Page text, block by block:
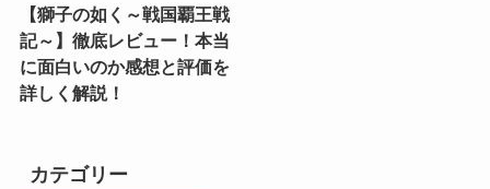
【獅子の如く～戦国覇王戦
記～】徹底レビュー！本当
に面白いのか感想と評価を
詳しく解説！
カテゴリー